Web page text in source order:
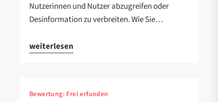
Nutzerinnen und Nutzer abzugreifen oder
Desinformation zu verbreiten. Wie Sie…
weiterlesen
Bewertung: Frei erfunden